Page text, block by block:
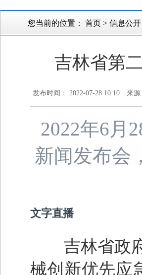
您当前的位置： 首页 > 信息公开
吉林省第
发布时间： 2022-07-28 10:10 来源
2022年6月
新闻发布会
文字直播
吉林省政府
械创新优先应